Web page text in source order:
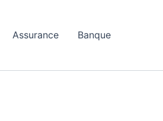
Assurance Banque